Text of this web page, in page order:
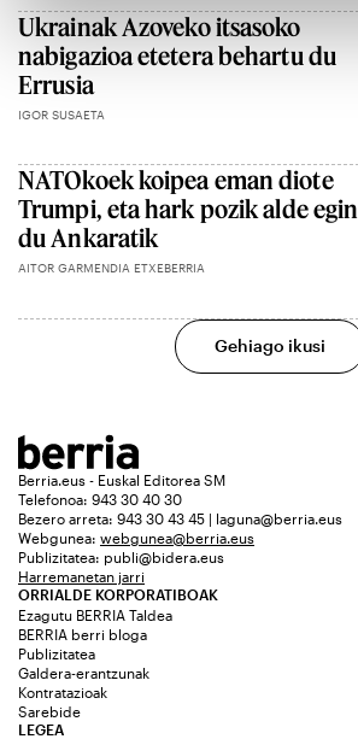
Ukrainak Azoveko itsasoko
nabigazioa etetera behartu du
Errusia
IGOR SUSAETA
NATOkoek koipea eman diote
Trumpi, eta hark pozik alde egin
du Ankaratik
AITOR GARMENDIA ETXEBERRIA
Gehiago ikusi
Berria.eus - Euskal Editorea SM
Telefonoa: 943 30 40 30
Bezero arreta: 943 30 43 45 | laguna@berria.eus
Webgunea: webgunea@berria.eus
Publizitatea: publi@bidera.eus
Harremanetan jarri
ORRIALDE KORPORATIBOAK
Ezagutu BERRIA Taldea
BERRIA berri bloga
Publizitatea
Galdera-erantzunak
Kontratazioak
Sarebide
LEGEA